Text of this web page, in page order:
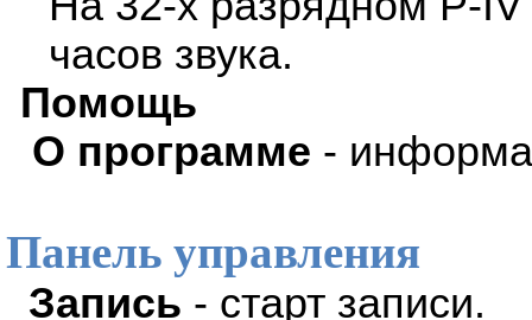
часов звука.
Помощь
О программе -
Панель управления
Запись - старт записи.